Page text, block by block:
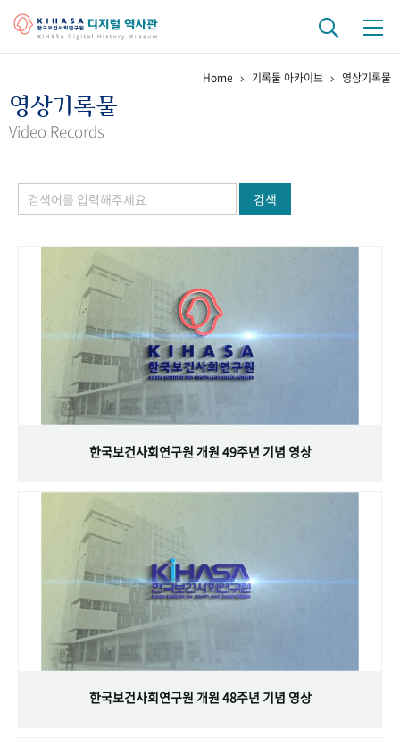
걸어온 길 기관 변천사
정책과 연구 키워드로 보는 연구 역사
연구자들
기록물 아카이브
사진 아카이브 문서 기록물 행정박물 영상 기록물
주년 기념
성과 50선 숫자로 보는 50년
VR 역사관
Home 기록물 아카이브 영상기록물
영상기록물
Video Records
검색
한국보건사회연구원 개원 49주년 기념 영상
한국보건사회연구원 개원 48주년 기념 영상